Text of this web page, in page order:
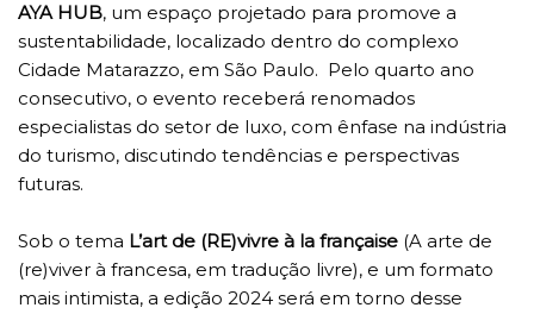
AYA HUB, um espaço projetado para promove a
sustentabilidade, localizado dentro do complexo
Cidade Matarazzo, em São Paulo. Pelo quarto ano
consecutivo, o evento receberá renomados
especialistas do setor de luxo, com ênfase na indústria
do turismo, discutindo tendências e perspectivas
futuras.
Sob o tema L’art de (RE)vivre à la française (A arte de
(re)viver à francesa, em tradução livre), e um formato
mais intimista, a edição 2024 será em torno desse